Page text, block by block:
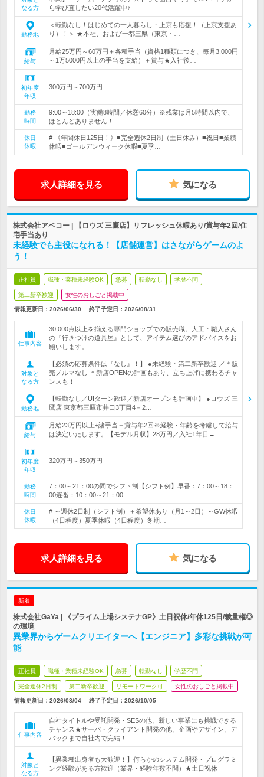
なる方
ら学び直したい20代活躍中♪
勤務地
＜転勤なし！はじめての一人暮らし・上京も応援！（上京支援あ
り）！＞ ★本社、および一都三県（東京・…
給与
月給25万円～60万円＋各種手当（資格1種類につき、毎月3,000円
～1万5000円以上の手当を支給）＋賞与★入社後…
初年度
年収
300万円～700万円
勤務
時間
9:00～18:00（実働8時間／休憩60分）※残業は月5時間以内で、
ほとんどありません！
休日
休暇
# 《年間休日125日！》■完全週休2日制（土日休み）■祝日■業績
休暇■ゴールデンウィーク休暇■夏季…
求人詳細を見る 気になる
株式会社アベコー | 【ロウズ 三鷹店】リフレッシュ休暇あり/賞与年2回/住
宅手当あり
未経験でも主役になれる！【店舗運営】はさながらゲームのよ
う！
正社員 職種・業種未経験OK 急募 転勤なし 学歴不問
第二新卒歓迎 女性のおしごと掲載中
情報更新日：2026/06/30 終了予定日： 2026/08/31
仕事内容
30,000点以上を揃える専門ショップでの販売職。大工・職人さん
の『行きつけの道具屋』として、アイテム選びのアドバイスをお
願いします。
対象と
なる方
【必須の応募条件は『なし』！】 ●未経験・第二新卒歓迎 ／＊販
売ノルマなし ＊新店OPENの計画もあり、立ち上げに携わるチャ
ンスも！
勤務地
【転勤なし／UIターン歓迎／新店オープンも計画中】 ●ロウズ 三
鷹店 東京都三鷹市井口3丁目4－2…
給与
月給23万円以上+諸手当＋賞与年2回※経験・年齢を考慮して給与
は決定いたします。【モデル月収】28万円／入社1年目→…
初年度
年収
320万円～350万円
勤務
時間
7：00～21：00の間でシフト制【シフト例】早番：7：00～18：
00遅番：10：00～21：00…
休日
休暇
# ～週休2日制（シフト制）＋希望休あり（月1～2日）～GW休暇
（4日程度）夏季休暇（4日程度）冬期…
求人詳細を見る 気になる
新着
株式会社GaYa | 《プライム上場システナGP》土日祝休/年休125日/裁量権◎
の環境
異業界からゲームクリエイターへ【エンジニア】多彩な挑戦が可
能
正社員 職種・業種未経験OK 急募 転勤なし 学歴不問
完全週休2日制 第二新卒歓迎 リモートワーク可 女性のおしごと掲載中
情報更新日：2026/08/04 終了予定日： 2026/10/05
仕事内容
自社タイトルや受託開発・SESの他、新しい事業にも挑戦できる
チャンス★サーバ・クライアント開発の他、企画やデザイン、デ
バックまで自社内で完結！
対象と
なる方
【異業種出身者も大歓迎！】何らかのシステム開発・プログラミ
ング経験がある方歓迎（業界・経験年数不問）★土日祝休